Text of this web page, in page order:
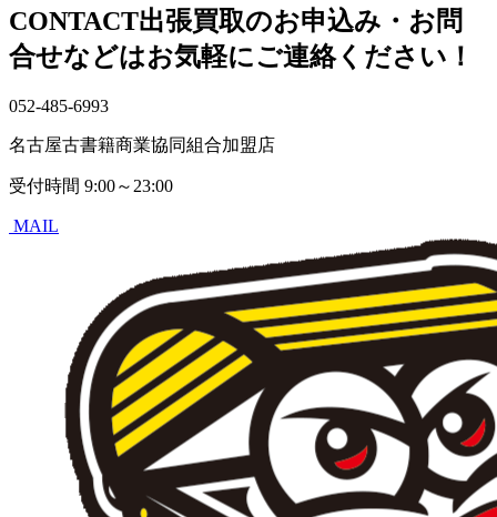
CONTACT出張買取のお申込み・お問
合せなどはお気軽にご連絡ください！
052-485-6993
名古屋古書籍商業協同組合加盟店
受付時間 9:00～23:00
MAIL